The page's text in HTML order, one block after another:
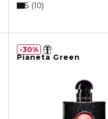
5 10
Pianeta Green
30%